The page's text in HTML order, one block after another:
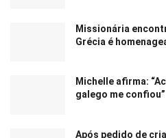
Missionária
Grécia é
Michelle afirma:
galego me confiou”
Após pedido de